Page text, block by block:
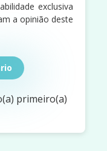
exclusiva
a opinião deste
primeiro(a)